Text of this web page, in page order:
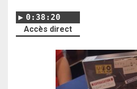
0:38:20
Accès direct